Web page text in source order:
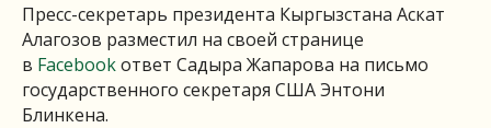
Пресс-секретарь президента Кыргызстана Аскат
Алагозов разместил на своей странице
в Facebookответ Садыра Жапарова на письмо
государственного секретаря США Энтони
Блинкена.